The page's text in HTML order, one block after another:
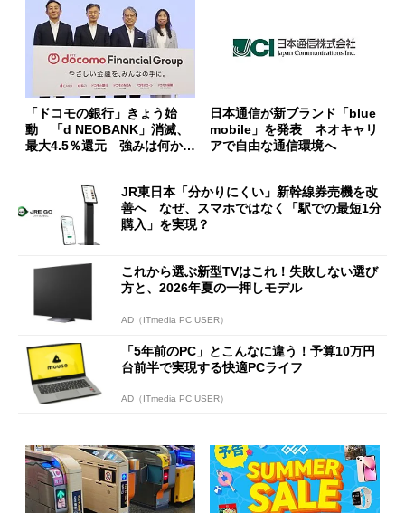
「ドコモの銀行」きょう始
動 「d NEOBANK」消滅、
最大4.5％還元 強みは何か解
日本通信が新ブランド「blue
mobile」を発表 ネオキャリ
アで自由な通信環境へ
JR東日本「分かりにくい」新幹線券売機を改
善へ なぜ、スマホではなく「駅での最短1分
購入」を実現？
これから選ぶ新型TVはこれ！失敗しない選び
方と、2026年夏の一押しモデル
AD（ITmedia PC USER）
「5年前のPC」とこんなに違う！予算10万円
台前半で実現する快適PCライフ
AD（ITmedia PC USER）